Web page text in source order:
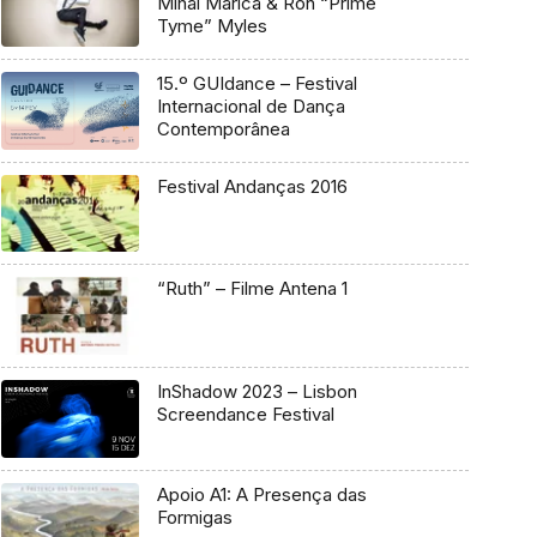
Tyme” Myles
15.º GUIdance – Festival
Internacional de Dança
Contemporânea
Festival Andanças 2016
“Ruth” – Filme Antena 1
InShadow 2023 – Lisbon
Screendance Festival
Apoio A1: A Presença das
Formigas